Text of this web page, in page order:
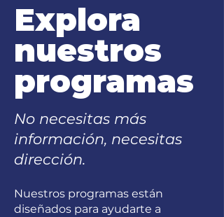
Explora
nuestros
programas
No necesitas más
información, necesitas
dirección.
Nuestros programas están
diseñados para ayudarte a